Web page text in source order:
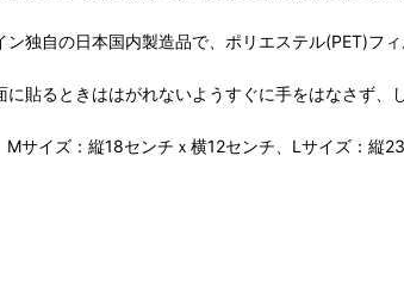
独自の日本国内製造品で、ポリエステル(PET)フ
るときははがれないようすぐに手をはなさず、
サイズ：縦18センチｘ横12センチ、Lサイズ：